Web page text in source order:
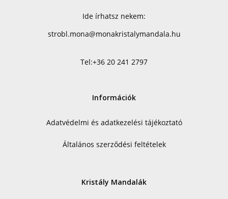
Ide írhatsz nekem:
strobl.mona@monakristalymandala.hu
Tel:+36 20 241 2797
Információk
Adatvédelmi és adatkezelési tájékoztató
Általános szerződési feltételek
Kristály Mandalák